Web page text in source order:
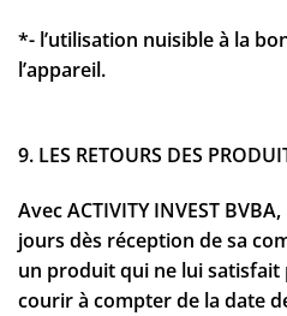
*- l’utilisation nuisible à la
l’appareil.
9. LES RETOURS DES
Avec ACTIVITY INVEST
jours dès réception de sa
un produit qui ne lui satisfait
courir à compter de la date